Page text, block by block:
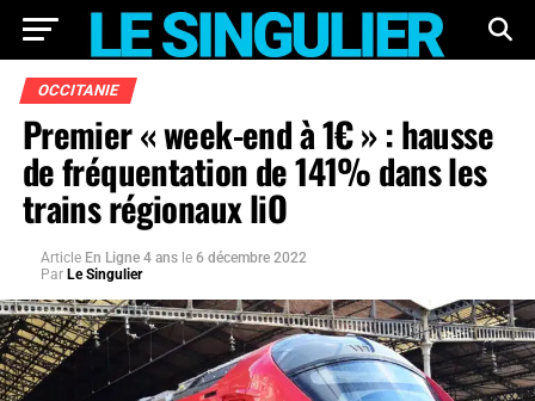
OCCITANIE
Premier « week-end à 1€ » : hausse
de fréquentation de 141% dans les
trains régionaux liO
Article En Ligne 4 ans le 6 décembre 2022
Par Le Singulier